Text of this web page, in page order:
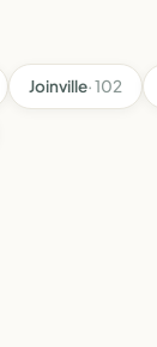
Joinville· 102